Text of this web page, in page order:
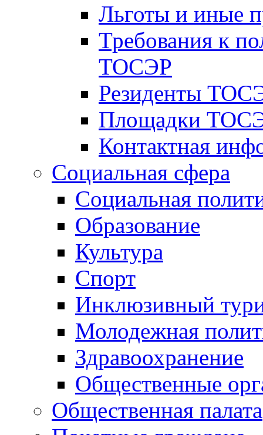
Льготы и иные
Требования к
ТОСЭР
Резиденты
Площадки
Контактная
Социальная сфера
Социальная
Образование
Культура
Спорт
Инклюзивный
Молодежная
Здравоохранение
Общественные
Общественная палата